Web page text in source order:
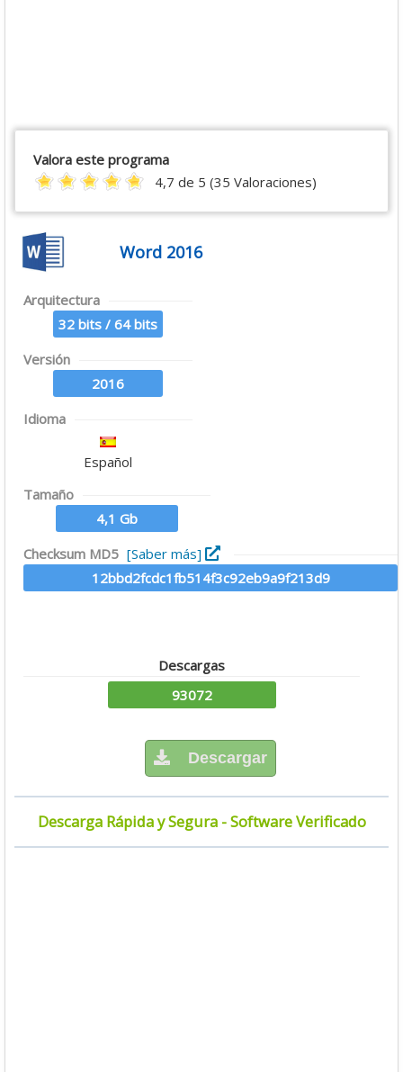
Valora este programa
4,7 de 5 (35 Valoraciones)
Word 2016
Arquitectura
32 bits / 64 bits
Versión
2016
Idioma
Español
Tamaño
4,1 Gb
Checksum MD5 [Saber más]
12bbd2fcdc1fb514f3c92eb9a9f213d9
Descargas
93072
Descargar
Descarga Rápida y Segura - Software Verificado